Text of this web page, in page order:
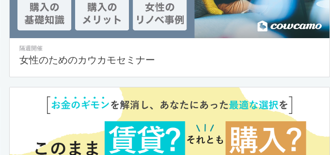
隔週開催
女性のためのカウカモセミナー